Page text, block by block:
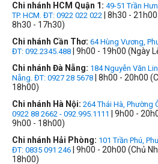
Chi nhánh HCM Quận 1: 49-51 Trần
TP. HCM. ĐT: 0922 022 022 | 8h30 -
8h30 - 17h30)
Chi nhánh Cần Thơ: 64 Hùng Vương,
ĐT: 092.2345.488 | 9h00 - 19h00 (Ngày
Chi nhánh Đà Nẵng: 184 Nguyễn Văn
Nẵng. ĐT: 0927 28 5678 | 8h00 - 20h00
18h00)
Chi nhánh Hà Nội: 264 Thái Hà, Phường
0922 88 2662 - 092.995.1111
| 9h00 -
9h00 - 18h00)
Chi nhánh Hải Phòng: 101 Trần Phú,
ĐT: 0835 091 246 | 9h00 - 20h00 (Chủ
18h00)